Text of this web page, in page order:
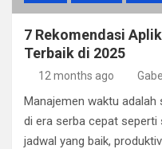
7 Rekomendasi
Terbaik di 2025
12 months ago
Manajemen waktu
di era serba cepat seperti
jadwal yang baik,